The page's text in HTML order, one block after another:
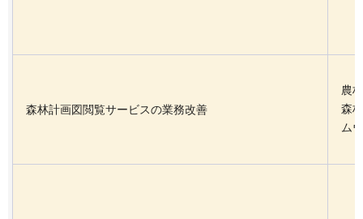
森林計画図閲覧サービスの業務改善
農
森
ム